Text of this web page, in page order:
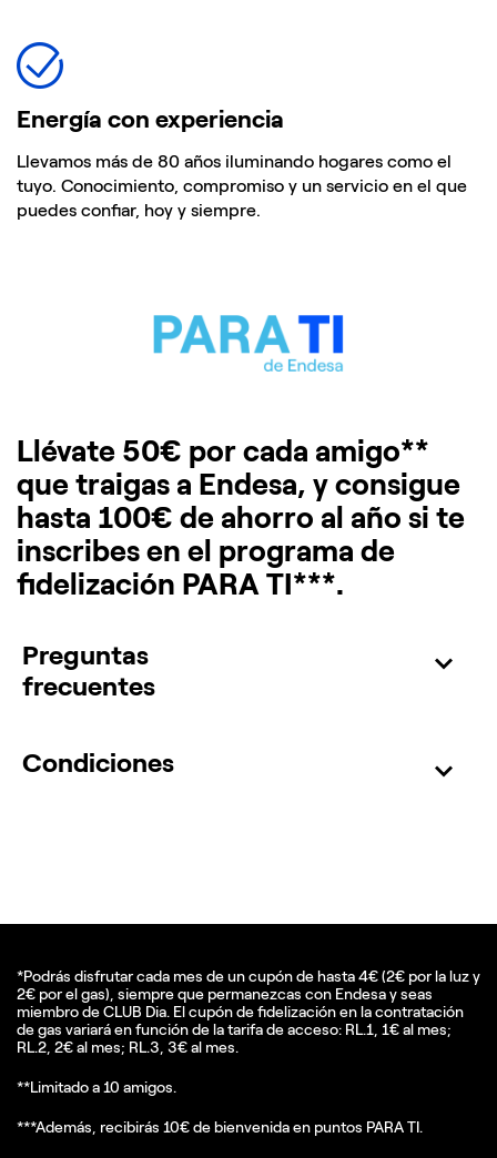
Energía con experiencia​
Llevamos más de 80 años iluminando hogares como el
tuyo. Conocimiento, compromiso y un servicio en el que
puedes confiar, hoy y siempre.​
Llévate 50€ por cada amigo**
que traigas a Endesa, y consigue
hasta 100€ de ahorro al año si te
inscribes en el programa de
fidelización PARA TI***.
Preguntas
frecuentes
Condiciones
*Podrás disfrutar cada mes de un cupón de hasta 4€ (2€ por la luz y
2€ por el gas), siempre que permanezcas con Endesa y seas
miembro de CLUB Dia. El cupón de fidelización en la contratación
de gas variará en función de la tarifa de acceso: RL.1, 1€ al mes;
RL.2, 2€ al mes; RL.3, 3€ al mes.
**Limitado a 10 amigos.
***Además, recibirás 10€ de bienvenida en puntos PARA TI.​